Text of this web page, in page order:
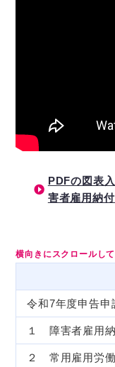
PDFの図表
害者雇用納
令和7年度申告申
１ 障害者雇用
２ 常用雇用労